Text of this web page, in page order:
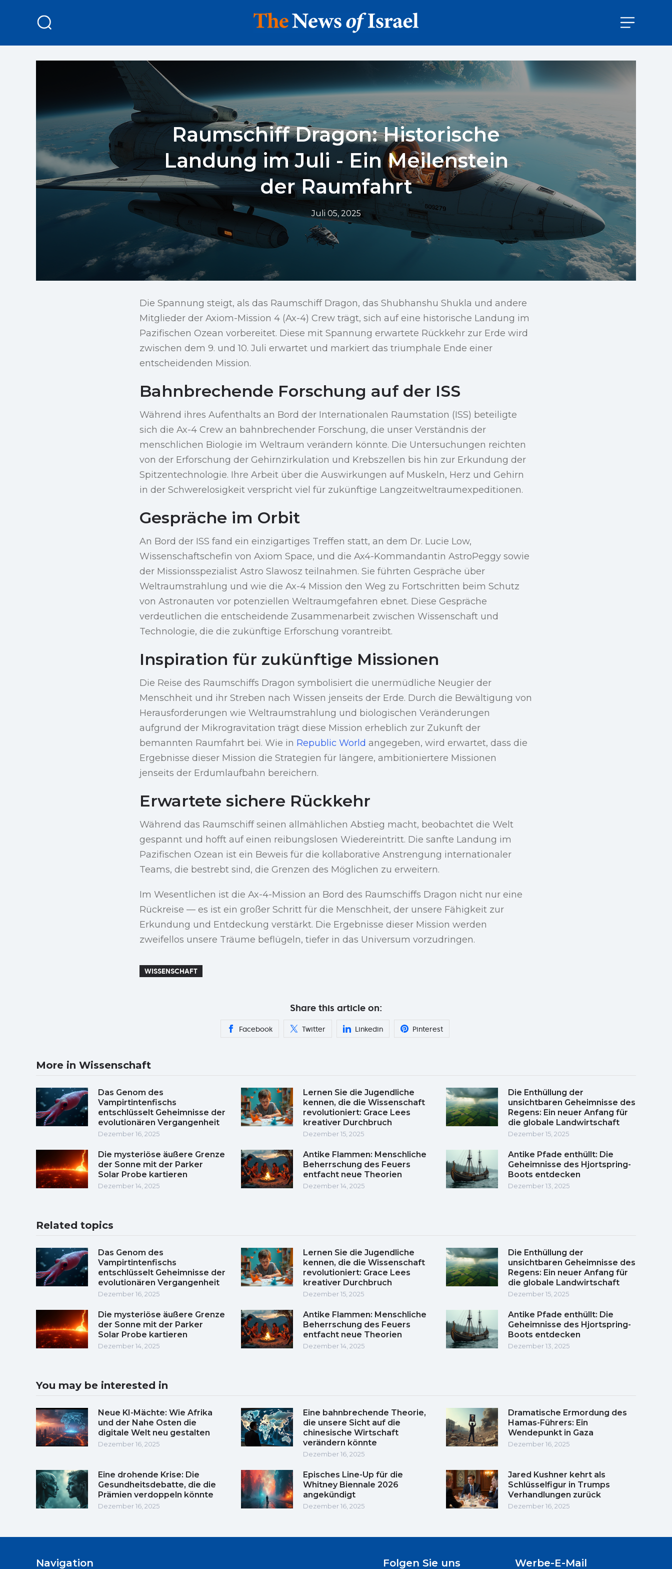
Raumschiff Dragon: Historische
Landung im Juli - Ein Meilenstein
der Raumfahrt
Juli 05, 2025
Die Spannung steigt, als das Raumschiff Dragon, das Shubhanshu Shukla und andere
Mitglieder der Axiom-Mission 4 (Ax-4) Crew trägt, sich auf eine historische Landung im
Pazifischen Ozean vorbereitet. Diese mit Spannung erwartete Rückkehr zur Erde wird
zwischen dem 9. und 10. Juli erwartet und markiert das triumphale Ende einer
entscheidenden Mission.
Bahnbrechende Forschung auf der ISS
Während ihres Aufenthalts an Bord der Internationalen Raumstation (ISS) beteiligte
sich die Ax-4 Crew an bahnbrechender Forschung, die unser Verständnis der
menschlichen Biologie im Weltraum verändern könnte. Die Untersuchungen reichten
von der Erforschung der Gehirnzirkulation und Krebszellen bis hin zur Erkundung der
Spitzentechnologie. Ihre Arbeit über die Auswirkungen auf Muskeln, Herz und Gehirn
in der Schwerelosigkeit verspricht viel für zukünftige Langzeitweltraumexpeditionen.
Gespräche im Orbit
An Bord der ISS fand ein einzigartiges Treffen statt, an dem Dr. Lucie Low,
Wissenschaftschefin von Axiom Space, und die Ax4-Kommandantin AstroPeggy sowie
der Missionsspezialist Astro Slawosz teilnahmen. Sie führten Gespräche über
Weltraumstrahlung und wie die Ax-4 Mission den Weg zu Fortschritten beim Schutz
von Astronauten vor potenziellen Weltraumgefahren ebnet. Diese Gespräche
verdeutlichen die entscheidende Zusammenarbeit zwischen Wissenschaft und
Technologie, die die zukünftige Erforschung vorantreibt.
Inspiration für zukünftige Missionen
Die Reise des Raumschiffs Dragon symbolisiert die unermüdliche Neugier der
Menschheit und ihr Streben nach Wissen jenseits der Erde. Durch die Bewältigung von
Herausforderungen wie Weltraumstrahlung und biologischen Veränderungen
aufgrund der Mikrogravitation trägt diese Mission erheblich zur Zukunft der
bemannten Raumfahrt bei. Wie in Republic World angegeben, wird erwartet, dass die
Ergebnisse dieser Mission die Strategien für längere, ambitioniertere Missionen
jenseits der Erdumlaufbahn bereichern.
Erwartete sichere Rückkehr
Während das Raumschiff seinen allmählichen Abstieg macht, beobachtet die Welt
gespannt und hofft auf einen reibungslosen Wiedereintritt. Die sanfte Landung im
Pazifischen Ozean ist ein Beweis für die kollaborative Anstrengung internationaler
Teams, die bestrebt sind, die Grenzen des Möglichen zu erweitern.
Im Wesentlichen ist die Ax-4-Mission an Bord des Raumschiffs Dragon nicht nur eine
Rückreise — es ist ein großer Schritt für die Menschheit, der unsere Fähigkeit zur
Erkundung und Entdeckung verstärkt. Die Ergebnisse dieser Mission werden
zweifellos unsere Träume beflügeln, tiefer in das Universum vorzudringen.
WISSENSCHAFT
Share this article on:
Facebook Twitter Linkedin Pinterest
More in Wissenschaft
Das Genom des
Vampirtintenfischs
entschlüsselt Geheimnisse der
evolutionären Vergangenheit
Dezember 16, 2025
Lernen Sie die Jugendliche
kennen, die die Wissenschaft
revolutioniert: Grace Lees
kreativer Durchbruch
Dezember 15, 2025
Die Enthüllung der
unsichtbaren Geheimnisse des
Regens: Ein neuer Anfang für
die globale Landwirtschaft
Dezember 15, 2025
Die mysteriöse äußere Grenze
der Sonne mit der Parker
Solar Probe kartieren
Dezember 14, 2025
Antike Flammen: Menschliche
Beherrschung des Feuers
entfacht neue Theorien
Dezember 14, 2025
Antike Pfade enthüllt: Die
Geheimnisse des Hjortspring-
Boots entdecken
Dezember 13, 2025
Related topics
Das Genom des
Vampirtintenfischs
entschlüsselt Geheimnisse der
evolutionären Vergangenheit
Dezember 16, 2025
Lernen Sie die Jugendliche
kennen, die die Wissenschaft
revolutioniert: Grace Lees
kreativer Durchbruch
Dezember 15, 2025
Die Enthüllung der
unsichtbaren Geheimnisse des
Regens: Ein neuer Anfang für
die globale Landwirtschaft
Dezember 15, 2025
Die mysteriöse äußere Grenze
der Sonne mit der Parker
Solar Probe kartieren
Dezember 14, 2025
Antike Flammen: Menschliche
Beherrschung des Feuers
entfacht neue Theorien
Dezember 14, 2025
Antike Pfade enthüllt: Die
Geheimnisse des Hjortspring-
Boots entdecken
Dezember 13, 2025
You may be interested in
Neue KI-Mächte: Wie Afrika
und der Nahe Osten die
digitale Welt neu gestalten
Dezember 16, 2025
Eine bahnbrechende Theorie,
die unsere Sicht auf die
chinesische Wirtschaft
verändern könnte
Dezember 16, 2025
Dramatische Ermordung des
Hamas-Führers: Ein
Wendepunkt in Gaza
Dezember 16, 2025
Eine drohende Krise: Die
Gesundheitsdebatte, die die
Prämien verdoppeln könnte
Dezember 16, 2025
Episches Line-Up für die
Whitney Biennale 2026
angekündigt
Dezember 16, 2025
Jared Kushner kehrt als
Schlüsselfigur in Trumps
Verhandlungen zurück
Dezember 16, 2025
Navigation Folgen Sie uns Werbe-E-Mail